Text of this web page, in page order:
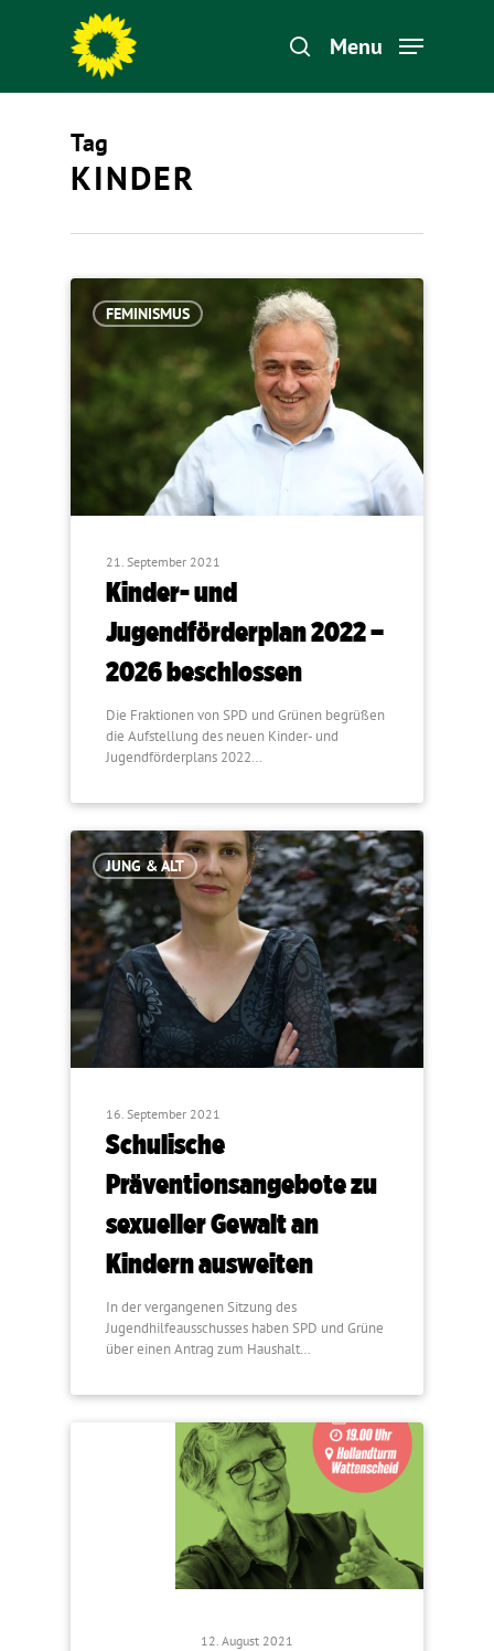
Hit enter to search or ESC to close
Menu
Tag
KINDER
FEMINISMUS
21. September 2021
Kinder- und
Jugendförderplan 2022 –
2026 beschlossen
Die Fraktionen von SPD und Grünen begrüßen
die Aufstellung des neuen Kinder- und
Jugendförderplans 2022…
JUNG & ALT
16. September 2021
Schulische
Präventionsangebote zu
sexueller Gewalt an
Kindern ausweiten
In der vergangenen Sitzung des
Jugendhilfeausschusses haben SPD und Grüne
über einen Antrag zum Haushalt…
12. August 2021